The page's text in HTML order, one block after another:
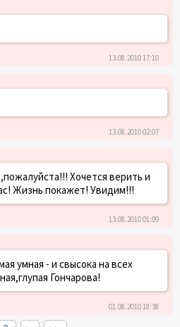
13.08.2010 17:10
13.08.2010 02:07
Хочется верить и
Жизнь покажет! Увидим!!!
13.08.2010 01:09
умная - и свысока на всех
Гончарова!
01.08.2010 18:38